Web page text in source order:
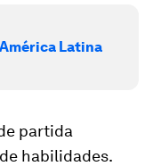
Latina
partida
habilidades.